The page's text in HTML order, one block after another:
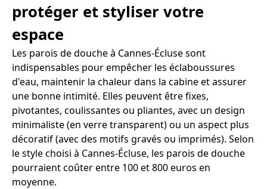
protéger et styliser votre
espace
Les parois de douche à Cannes-Écluse sont
indispensables pour empêcher les éclaboussures
d'eau, maintenir la chaleur dans la cabine et assurer
une bonne intimité. Elles peuvent être fixes,
pivotantes, coulissantes ou pliantes, avec un design
minimaliste (en verre transparent) ou un aspect plus
décoratif (avec des motifs gravés ou imprimés). Selon
le style choisi à Cannes-Écluse, les parois de douche
pourraient coûter entre 100 et 800 euros en
moyenne.